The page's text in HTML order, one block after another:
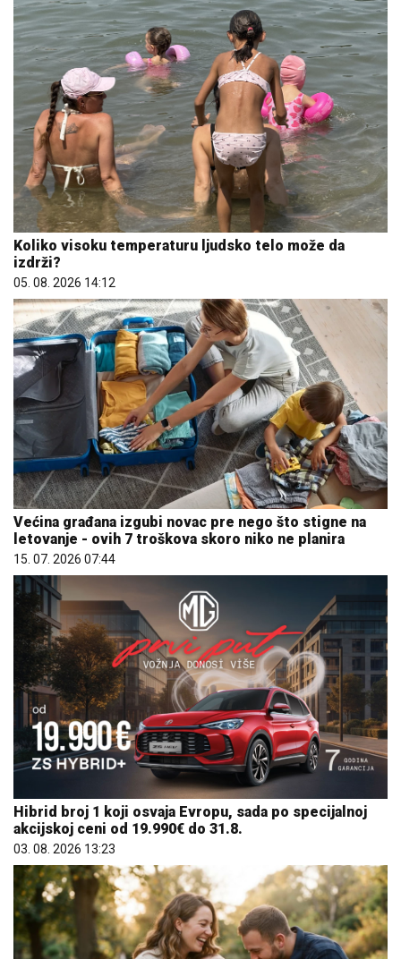
Koliko visoku temperaturu ljudsko telo može da
izdrži?
05. 08. 2026 14:12
Većina građana izgubi novac pre nego što stigne na
letovanje - ovih 7 troškova skoro niko ne planira
15. 07. 2026 07:44
Hibrid broj 1 koji osvaja Evropu, sada po specijalnoj
akcijskoj ceni od 19.990€ do 31.8.
03. 08. 2026 13:23